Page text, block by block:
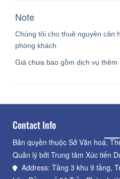
Note
Chúng tôi cho thuê nguyên căn
phòng khách
Giá chưa bao gồm dịch vụ thêm
Contact Info
Bản quyền thuộc Sở Văn hoá,
Quản lý bởi Trung tâm Xúc tiến
Address: Tầng 3 khu 9 tầng,